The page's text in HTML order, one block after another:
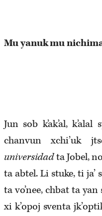
Mu yanuk mu
Jun sob k’ak’al,
chanvun xchi’uk
universidadta Jobel,
ta abtel. Li stuke, ti ja’
ta vo’nee, chbat ta yan
xi k’opoj sventa